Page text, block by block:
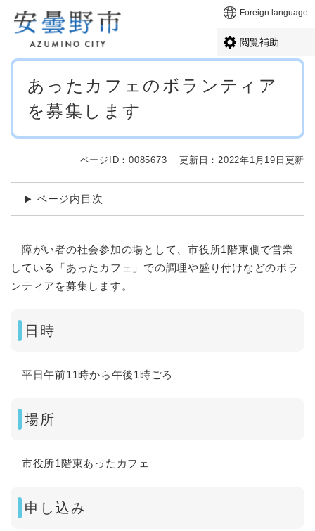
メニューを飛ばして本文へ Foreign language
閲覧補助
本
あったカフェのボランティア
を募集します
ページID：0085673 更新日：2022年1月19日更新
ページ内目次
障がい者の社会参加の場として、市役所1階東側で営業
している「あったカフェ」での調理や盛り付けなどのボラ
ンティアを募集します。
日時
平日午前11時から午後1時ごろ
場所
市役所1階東あったカフェ
申し込み